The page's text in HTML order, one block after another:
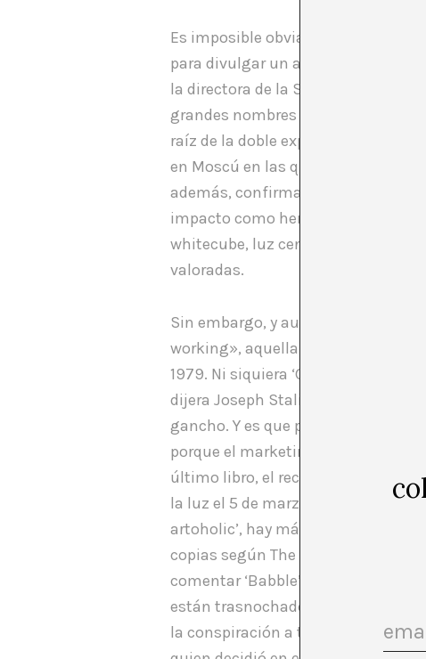
Es imposible obviar los orígenes
para divulgar un anuncio de
la directora de la Saatchi Gallery
grandes nombres del arte
raíz de la doble exposición,
en Moscú en las que estos artistas
además, confirma el sello Charles
impacto como herramientas de
whitecube, luz cenital clara y
valoradas.
Sin embargo, y aunque los títulos
working», aquella ingeniosa frase
1979. Ni siquiera ‘Gaiety is the
dijera Joseph Stalin en 1935 («La
gancho. Y es que parece que al
porque el marketing está muerto,
último libro, el recién publicado
la luz el 5 de marzo-, pero no es
artoholic’, hay más de 8.000, y
copias según The Guardian Book
comentar ‘Babble’. Quizá por
están trasnochados o son
la conspiración a todo, he decidido